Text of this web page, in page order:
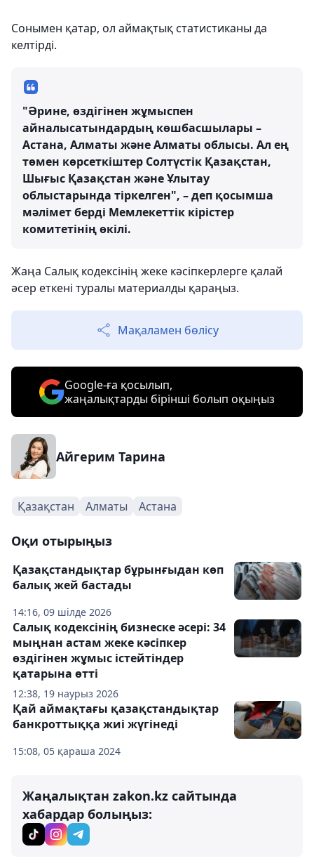
Сонымен қатар, ол аймақтық статистиканы да
келтірді.
"Әрине, өздігінен жұмыспен
айналысатындардың көшбасшылары –
Астана, Алматы және Алматы облысы. Ал ең
төмен көрсеткіштер Солтүстік Қазақстан,
Шығыс Қазақстан және Ұлытау
облыстарында тіркелген", – деп қосымша
мәлімет берді Мемлекеттік кірістер
комитетінің өкілі.
Жаңа Салық кодексінің жеке кәсіпкерлерге қалай
әсер еткені туралы материалды қараңыз.
Мақаламен бөлісу
Google-ға қосылып,
жаңалықтарды бірінші болып оқыңыз
Айгерим Тарина
Қазақстан Алматы Астана
Оқи отырыңыз
14:16, 09 шілде 2026
Қазақстандықтар бұрынғыдан көп
балық жей бастады
12:38, 19 наурыз 2026
Салық кодексінің бизнеске әсері: 34
мыңнан астам жеке кәсіпкер
өздігінен жұмыс істейтіндер
қатарына өтті
15:08, 05 қараша 2024
Қай аймақтағы қазақстандықтар
банкроттыққа жиі жүгінеді
Жаңалықтан zakon.kz сайтында
хабардар болыңыз: